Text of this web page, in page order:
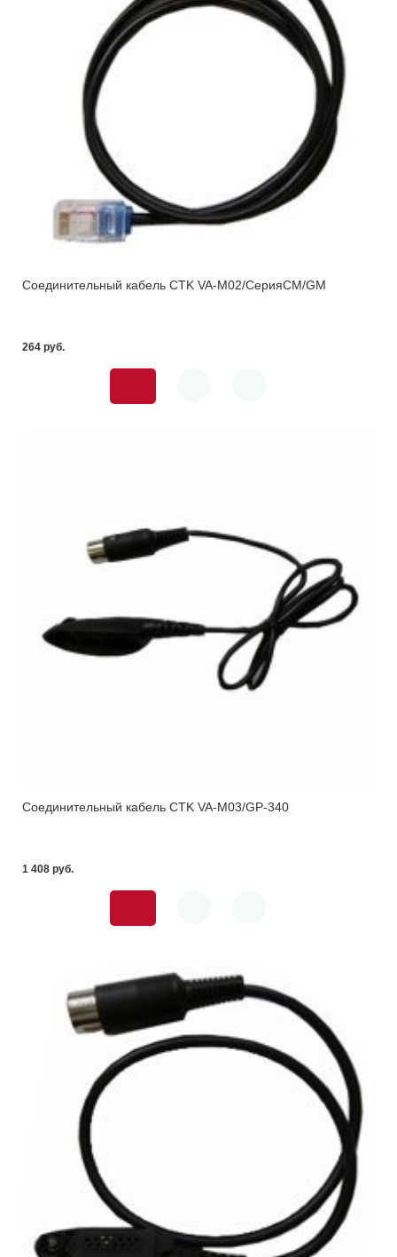
Соединительный кабель CTK VA-M02/CерияСM/GM
264 pуб.
Соединительный кабель CTK VA-M03/GP-340
1 408 pуб.